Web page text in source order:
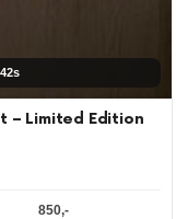
– Limited Edition
850,-